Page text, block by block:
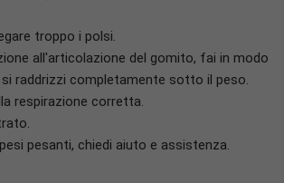
troppo i polsi.
all'articolazione del gomito, fai in modo
raddrizzi completamente sotto il peso.
respirazione corretta.
pesanti, chiedi aiuto e assistenza.